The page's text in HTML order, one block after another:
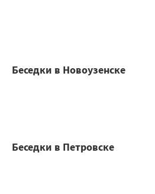
Беседки в Новоузенске
Беседки в Петровске